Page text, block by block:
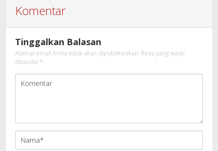
Komentar
Tinggalkan Balasan
Alamat email Anda tidak akan dipublikasikan. Ruas yang wajib
ditandai *